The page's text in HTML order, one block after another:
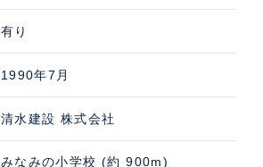
有り
1990年7月
清水建設 株式会社
みなみの小学校 (約 900m)